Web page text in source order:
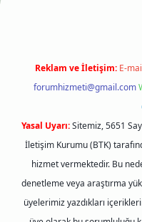
Reklam ve İletişim: E-
forumhizmeti@gmail.com
Yasal Uyarı:Sitemiz, 5651
İletişim Kurumu (BTK)
hizmet vermektedir. Bu
denetleme veya araştırma
üyelerimiz yazdıkları